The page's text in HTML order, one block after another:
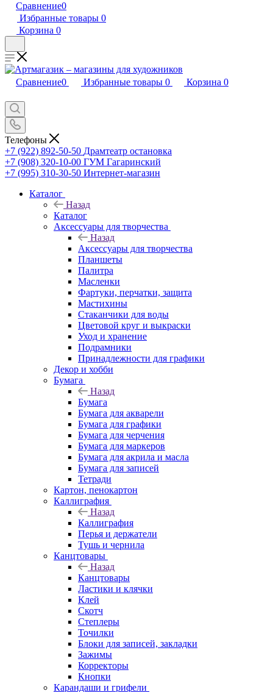
Сравнение0
Избранные товары 0
Корзина 0
Сравнение0 Избранные товары 0 Корзина 0
Телефоны
+7 (922) 892-50-50 Драмтеатр остановка
+7 (908) 320-10-00 ГУМ Гагаринский
+7 (995) 310-30-50 Интернет-магазин
Каталог
Назад
Каталог
Аксессуары для творчества
Назад
Аксессуары для творчества
Планшеты
Палитра
Масленки
Фартуки, перчатки, защита
Мастихины
Стаканчики для воды
Цветовой круг и выкраски
Уход и хранение
Подрамники
Принадлежности для графики
Декор и хобби
Бумага
Назад
Бумага
Бумага для акварели
Бумага для графики
Бумага для черчения
Бумага для маркеров
Бумага для акрила и масла
Бумага для записей
Тетради
Картон, пенокартон
Каллиграфия
Назад
Каллиграфия
Перья и держатели
Тушь и чернила
Канцтовары
Назад
Канцтовары
Ластики и клячки
Клей
Скотч
Степлеры
Точилки
Блоки для записей, закладки
Зажимы
Корректоры
Кнопки
Карандаши и грифели